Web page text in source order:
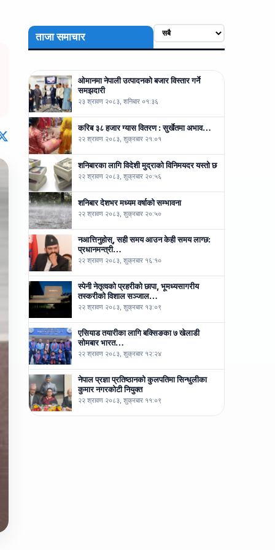
ताजा समाचार
ओमानमा नेपाली उत्पादनको बजार विस्तार गर्ने
समझदारी
२३ श्रावण २०८३, शनिबार ०१:३६
करिब ३८ हजार ग्यास वितरण : सुर्खेतमा अभाव…
२२ श्रावण २०८३, शुक्रबार २१:०१
शनिबारका लागि विदेशी मुद्राको विनिमयदर यस्तो छ
२२ श्रावण २०८३, शुक्रबार २०:५६
शनिबार देशभर मध्यम वर्षाको सम्भावना
२२ श्रावण २०८३, शुक्रबार २०:५०
नआत्तिनुहोस्, सही समय आउन केही समय लाग्छ:
प्रधानमन्त्री…
२२ श्रावण २०८३, शुक्रबार १६:१०
स्पेनी नेतृत्वको प्रहरीको छापा, भूमध्यसागरीय
तस्करीको विशाल सञ्जाल…
२२ श्रावण २०८३, शुक्रबार १३:०९
एसियाड तयारीका लागि बक्सिङका ७ खेलाडी
सोमबार भारत…
२२ श्रावण २०८३, शुक्रबार १२:२४
नेपाल प्रज्ञा प्रतिष्ठानको कुलपतिमा सिन्धुलीका
कुमार नगरकोटी नियुक्त
२२ श्रावण २०८३, शुक्रबार ११:०९